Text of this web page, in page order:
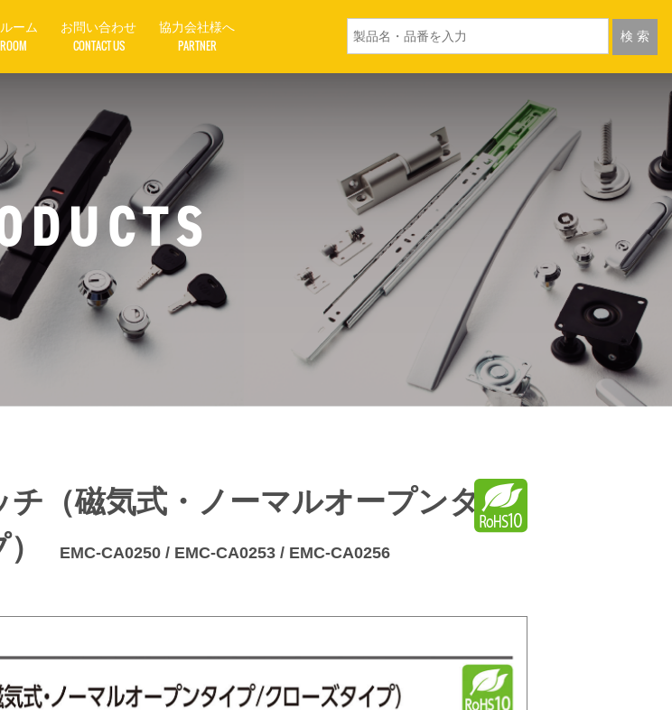
ーム お問い合わせ
CONTACT US
協力会社様へ
PARTNER
（磁気式・ノーマルオープンタイ
EMC-CA0250 / EMC-CA0253 / EMC-CA0256